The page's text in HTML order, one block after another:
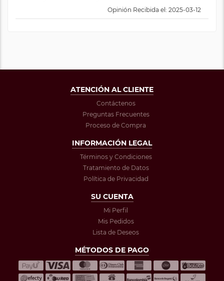
Opinión Recibida el: 2025-03-12
ATENCIÓN AL CLIENTE
Contáctenos
Preguntas Frecuentes
Proceso de Compra
INFORMACIÓN LEGAL
Términos y Condiciones
Tratamiento de Datos
Política de Privacidad
SU CUENTA
Mi Perfil
Mis Pedidos
Lista de Deseos
MÉTODOS DE PAGO